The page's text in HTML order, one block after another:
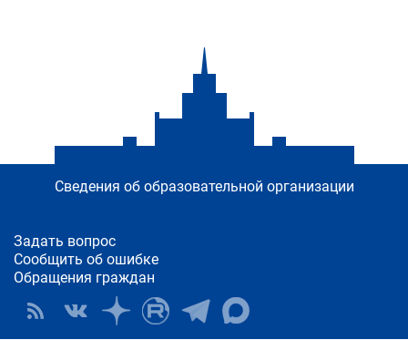
Сведения об образовательной организации
Задать вопрос
Сообщить об ошибке
Обращения граждан